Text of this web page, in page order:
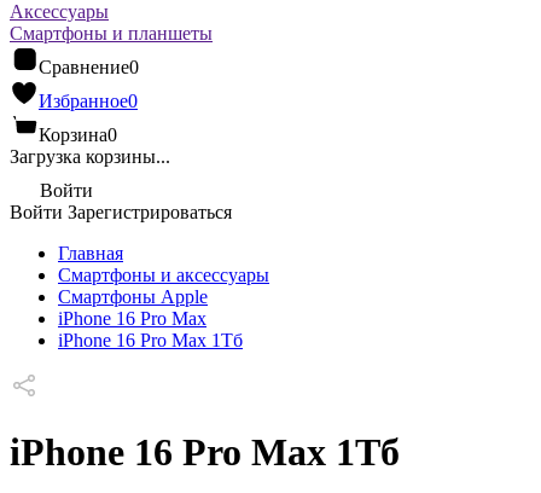
Аксессуары
Смартфоны и планшеты
Сравнение0
Избранное0
Корзина0
Загрузка корзины...
Войти
Войти Зарегистрироваться
Главная
Смартфоны и аксессуары
Смартфоны Apple
iPhone 16 Pro Max
iPhone 16 Pro Max 1Тб
iPhone 16 Pro Max 1Тб